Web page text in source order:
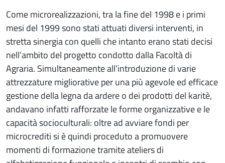
Come microrealizzazioni, tra la fine del 1998 e i primi
mesi del 1999 sono stati attuati diversi interventi, in
stretta sinergia con quelli che intanto erano stati decisi
nell’ambito del progetto condotto dalla Facoltà di
Agraria. Simultaneamente all’introduzione di varie
attrezzature migliorative per una più agevole ed efficace
gestione della legna da ardere o dei prodotti del karitè,
andavano infatti rafforzate le forme organizzative e le
capacità socioculturali: oltre ad avviare fondi per
microcrediti si è quindi proceduto a promuovere
momenti di formazione tramite ateliers di